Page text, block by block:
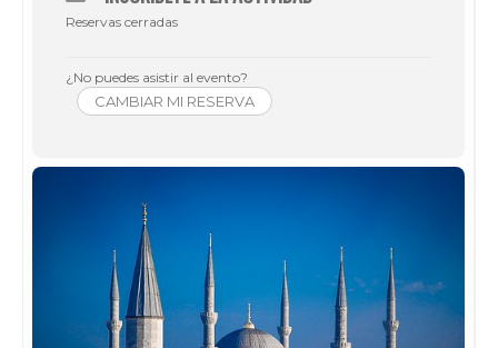
Reservas cerradas
¿No puedes asistir al evento?
CAMBIAR MI RESERVA